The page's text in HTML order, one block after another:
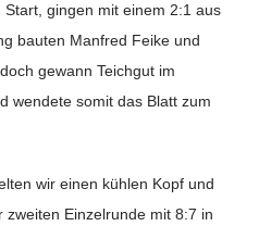
gingen mit einem 2:1 aus
bauten Manfred Feike und
gewann Teichgut im
wendete somit das Blatt zum
wir einen kühlen Kopf und
Einzelrunde mit 8:7 in